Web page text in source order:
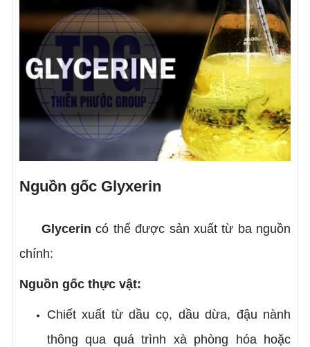
Nguồn gốc Glyxerin
Glycerin có thể được sản xuất từ ba nguồn
chính:
Nguồn gốc thực vật:
Chiết xuất từ dầu cọ, dầu dừa, đậu nành
thông qua quá trình xà phòng hóa hoặc